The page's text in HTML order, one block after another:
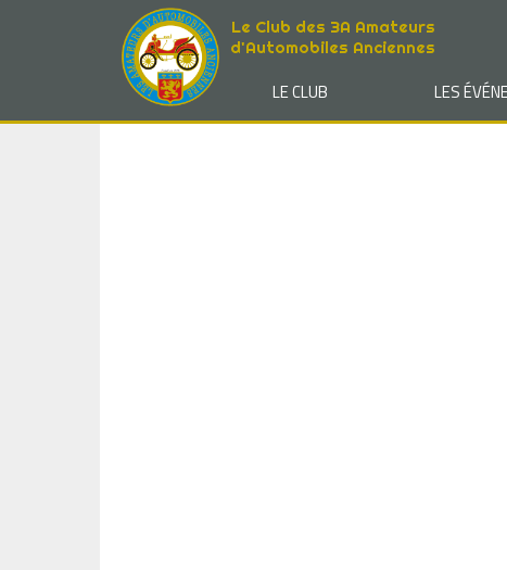
Le Club des 3A Amateurs
d'Automobiles Anciennes
LE CLUB LES